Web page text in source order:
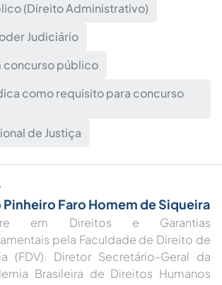
(Direito Administrativo)
Judiciário
concurso público
como requisito para concurso
de Justiça
Pinheiro Faro Homem de Siqueira
em Direitos e Garantias
pela Faculdade de Direito de
(FDV). Diretor Secretário-Geral da
Brasileira de Direitos Humanos